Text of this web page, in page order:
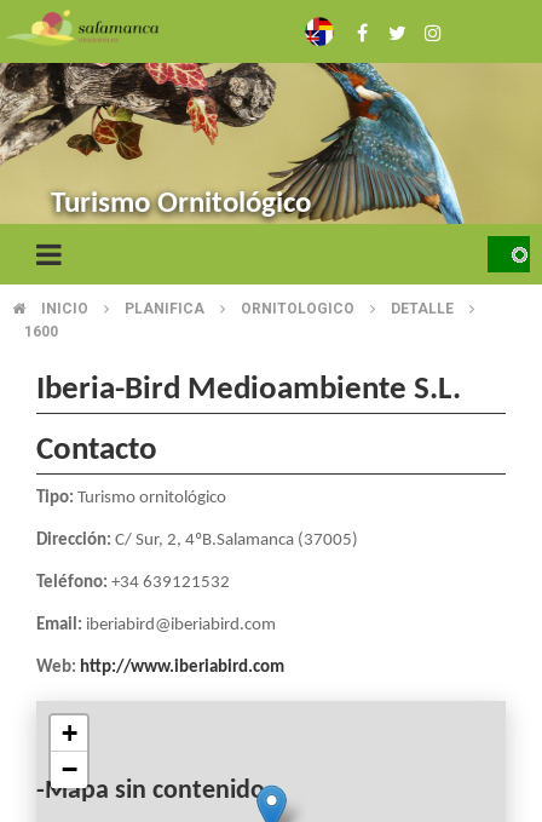
Pasar
al
contenido
principal
Turismo Ornitológico
SOBRESCRIBIR
DE
AYUDA
LA
NAVEGACIÓN
INICIO PLANIFICA ORNITOLOGICO
DETALLE
1600
Iberia-Bird Medioambiente S.L.
Contacto
Tipo: Turismo ornitológico
Dirección: C/ Sur, 2, 4ºB.Salamanca (37005)
Teléfono: +34 639121532
Email: iberiabird@iberiabird.com
Web: http://www.iberiabird.com
-Mapa sin contenido-
+
−